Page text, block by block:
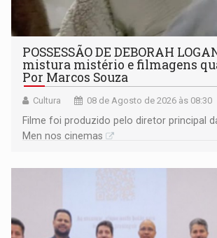
POSSESSÃO DE DEBORAH
mistura mistério e filmagens
Por Marcos Souza
Cultura 08 de Agosto de 2026 às 08:30
Filme foi produzido pelo diretor principal
Men nos cinemas